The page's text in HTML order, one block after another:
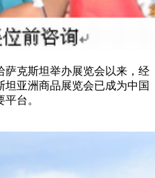
克斯坦举办展览会以来，经
亚洲商品展览会已成为中国
台。